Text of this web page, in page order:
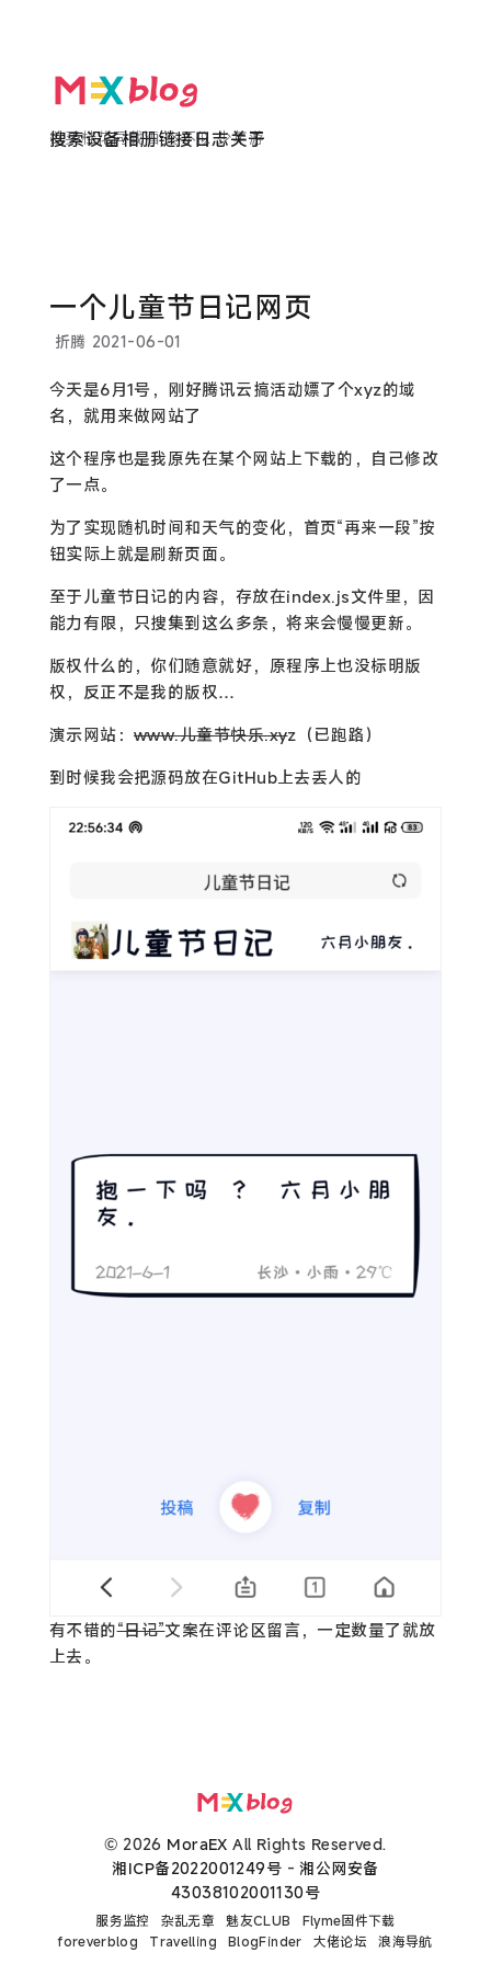
欲买桂花同载酒 终不似 少年游
搜索设备相册链接日志关于
一个儿童节日记网页
折腾 2021-06-01
今天是6月1号，刚好腾讯云搞活动嫖了个xyz的域
名，就用来做网站了
这个程序也是我原先在某个网站上下载的，自己修改
了一点。
为了实现随机时间和天气的变化，首页“再来一段”按
钮实际上就是刷新页面。
至于儿童节日记的内容，存放在index.js文件里，因
能力有限，只搜集到这么多条，将来会慢慢更新。
版权什么的，你们随意就好，原程序上也没标明版
权，反正不是我的版权…
演示网站：www.儿童节快乐.xyz（已跑路）
到时候我会把源码放在GitHub上去丢人的
有不错的“日记”文案在评论区留言，一定数量了就放
上去。
© 2026 MoraEX All Rights Reserved.
湘ICP备2022001249号 -湘公网安备
43038102001130号
服务监控 杂乱无章 魅友CLUB
Flyme固件下载
foreverblog
Travelling BlogFinder 大佬论坛 浪海导航